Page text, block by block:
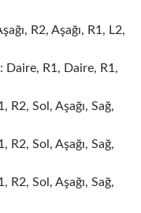
R2, Aşağı, R1, L2,
Daire, R1, Daire, R1,
R2, Sol, Aşağı, Sağ,
R2, Sol, Aşağı, Sağ,
R2, Sol, Aşağı, Sağ,